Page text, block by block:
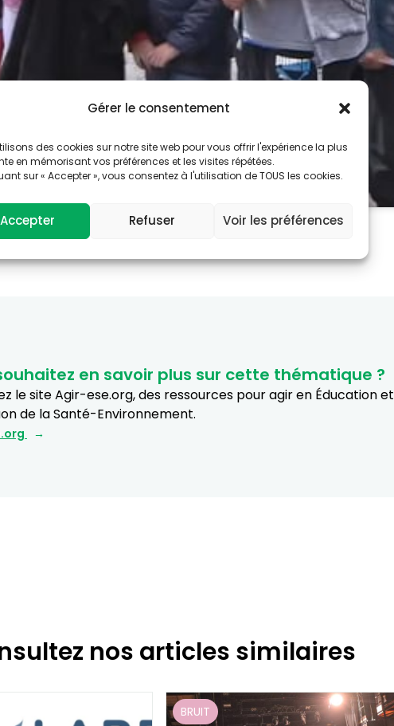
Gérer le consentement
des cookies sur notre site web pour vous offrir l'expérience la plus
en mémorisant vos préférences et les visites répétées.
sur « Accepter », vous consentez à l'utilisation de TOUS les cookies.
Accepter Refuser Voir les préférences
en savoir plus sur cette thématique ?
le site Agir-ese.org, des ressources pour agir en Éducation et
de la Santé-Environnement.
nos articles similaires
BRUIT